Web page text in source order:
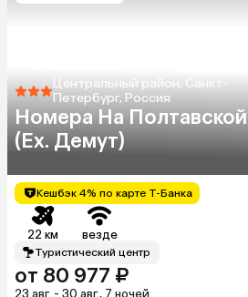
Центральный район, Санкт-
Петербург, Россия
Номера На Полтавской
(Ex. Демут)
Кешбэк 4% по карте Т-Банка
22 км везде
Туристический центр
от 80 977 ₽
23 авг. - 30 авг., 7 ночей